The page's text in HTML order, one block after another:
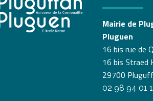
Mairie de
Pluguen
16 bis rue de
16 bis Straed
29700
02 98 94 01